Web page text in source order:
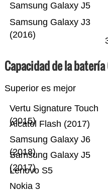
Samsung Galaxy J3
(2016)
Samsung Galaxy J5
Capacidad de la
Superior es mejor
Nokia 3
Lenovo S5
Samsung Galaxy J5
(2017)
Samsung Galaxy J6
(2018)
Alcatel Flash (2017)
Vertu Signature Touch
(2015)